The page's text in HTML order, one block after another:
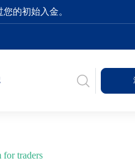
的初始入金。
for traders